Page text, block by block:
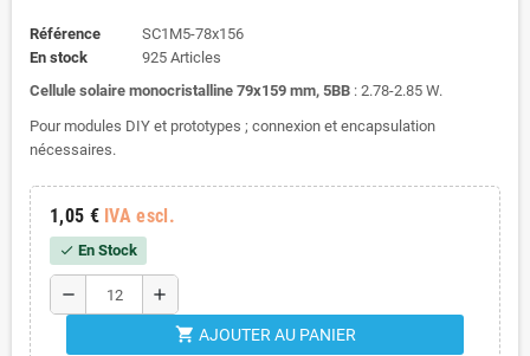
Référence
SC1M5-78x156
En stock
925 Articles
Cellule solaire monocristalline 79x159 mm, 5BB : 2.78-2.85 W.
Pour modules DIY et prototypes ; connexion et encapsulation
nécessaires.
1,05 € IVA escl.
check En Stock
remove add
shopping_cart AJOUTER AU PANIER